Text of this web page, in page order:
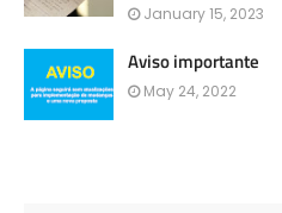
January 15, 2023
Aviso importante
May 24, 2022